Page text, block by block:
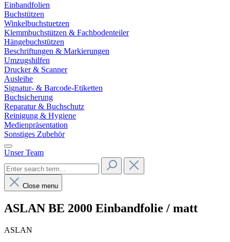
Einbandfolien
Buchstützen
Winkelbuchstuetzen
Klemmbuchstützen & Fachbodenteiler
Hängebuchstützen
Beschriftungen & Markierungen
Umzugshilfen
Drucker & Scanner
Ausleihe
Signatur- & Barcode-Etiketten
Buchsicherung
Reparatur & Buchschutz
Reinigung & Hygiene
Medienpräsentation
Sonstiges Zubehör
Unser Team
Close menu
ASLAN BE 2000 Einbandfolie / matt
ASLAN